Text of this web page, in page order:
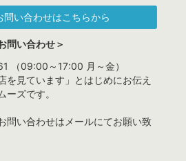
い合わせはこちらから
問い合わせ＞
（09:00～17:00 月～金）
を見ています」とはじめにお伝え
ーズです。
問い合わせはメールにてお願い致